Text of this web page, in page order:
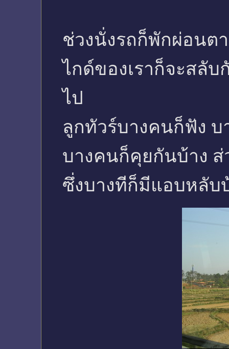
ช่วงนั่งรถก็พักผ่อนต
ไกด์ของเราก็จะสลั
ไป
ลูกทัวร์บางคนก็ฟัง บ
บางคนก็คุยกันบ้าง ส่
ซึ่งบางทีก็มีแอบหลับ